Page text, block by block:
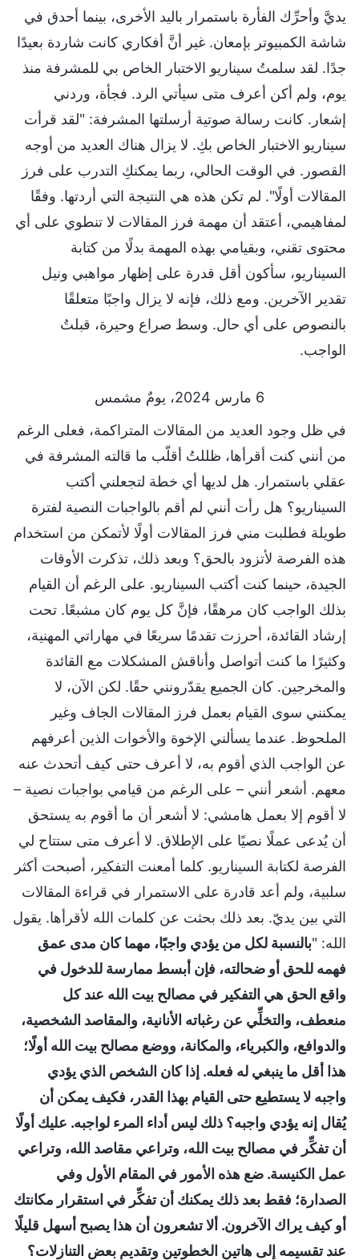
يديَّ وأحرِّك الفأرة باستمرار باليد الأخرى، بينما أحدق في
شاشة الكمبيوتر بإمعان. غير أنَّ أفكاري كانت شاردة بعيدًا
جدًا. لقد سلمتُ سيناريو الاختبار الخاص بي للمشرفة منذ
يوم، ولم أكن أعرف متى سيأتي الرد. فجأة، وردني
إشعار. كانت رسالة صوتية أرسلتها المشرفة: "لقد قرأت
سيناريو الاختبار الخاص بكِ. لا يزال هناك العديد من أوجه
القصور. في الوقت الحالي، ربما يمكنكِ التدرب على فرز
المقالات أولًا". لم تكن هذه هي النتيجة التي أردتها. وفقًا
لمفاهيمي، أعتقد أن مهمة فرز المقالات لا تنطوي على أي
محتوى تقني، وبقيامي بهذه المهمة بدلًا من كتابة
السيناريو، سأكون أقل قدرة على إظهار مواهبي ونيل
تقدير الآخرين. ومع ذلك، فإنه لا يزال واجبًا متعلقًا
بالنصوص على أي حال. وسط صراع وحيرة، قبلتُ
الواجب.
6 مارس 2024، يومٌ مشمس
في ظل وجود العديد من المقالات المتراكمة، فعلى الرغم
من أنني كنت أقرأها، ظللتُ أقلّب ما قالته المشرفة في
عقلي باستمرار. هل لديها أي خطة لتجعلني أكتب
السيناريو؟ هل رأت أنني لم أقم بالواجبات النصية لفترة
طويلة فطلبت مني فرز المقالات أولًا لأتمكن من استخدام
هذه الفرصة لأتزود بالحق؟ وبعد ذلك، تذكرت الأوقات
الجيدة، حينما كنت أكتب السيناريو. على الرغم أن القيام
بذلك الواجب كان مرهقًا، فإنَّ كل يوم كان مشبعًا. تحت
إرشاد القائدة، أحرزت تقدمًا سريعًا في مهاراتي المهنية،
وكثيرًا ما كنت أتواصل وأناقش المشكلات مع القائدة
والمخرجين. كان الجميع يقدّرونني حقًا. لكن الآن، لا
يمكنني سوى القيام بعمل فرز المقالات الجاف وغير
الملحوظ. عندما يسألني الإخوة والأخوات الذين أعرفهم
عن الواجب الذي أقوم به، لا أعرف حتى كيف أتحدث عنه
معهم. أشعر أنني – على الرغم من قيامي بواجبات نصية –
لا أقوم إلا بعمل هامشي: لا أشعر أن ما أقوم به يستحق
أن يُدعى عملًا نصيًا على الإطلاق. لا أعرف متى ستتاح لي
الفرصة لكتابة السيناريو. كلما أمعنت التفكير، أصبحت أكثر
سلبية، ولم أعد قادرة على الاستمرار في قراءة المقالات
التي بين يديّ. بعد ذلك بحثت عن كلمات الله لأقرأها. يقول
الله: "بالنسبة لكل من يؤدي واجبًا، مهما كان مدى عمق
فهمه للحق أو ضحالته، فإن أبسط ممارسة للدخول في
واقع الحق هي التفكير في مصالح بيت الله عند كل
منعطف، والتخلِّي عن رغباته الأنانية، والمقاصد الشخصية،
والدوافع، والكبرياء، والمكانة، ووضع مصالح بيت الله أولًا؛
هذا أقل ما ينبغي له فعله. إذا كان الشخص الذي يؤدي
واجبه لا يستطيع حتى القيام بهذا القدر، فكيف يمكن أن
يُقال إنه يؤدي واجبه؟ ذلك ليس أداء المرء لواجبه. عليك أولًا
أن تفكِّر في مصالح بيت الله، وتراعي مقاصد الله، وتراعي
عمل الكنيسة. ضع هذه الأمور في المقام الأول وفي
الصدارة؛ فقط بعد ذلك يمكنك أن تفكِّر في استقرار مكانتك
أو كيف يراك الآخرون. ألا تشعرون أن هذا يصبح أسهل قليلًا
عند تقسيمه إلى هاتين الخطوتين وتقديم بعض التنازلات؟